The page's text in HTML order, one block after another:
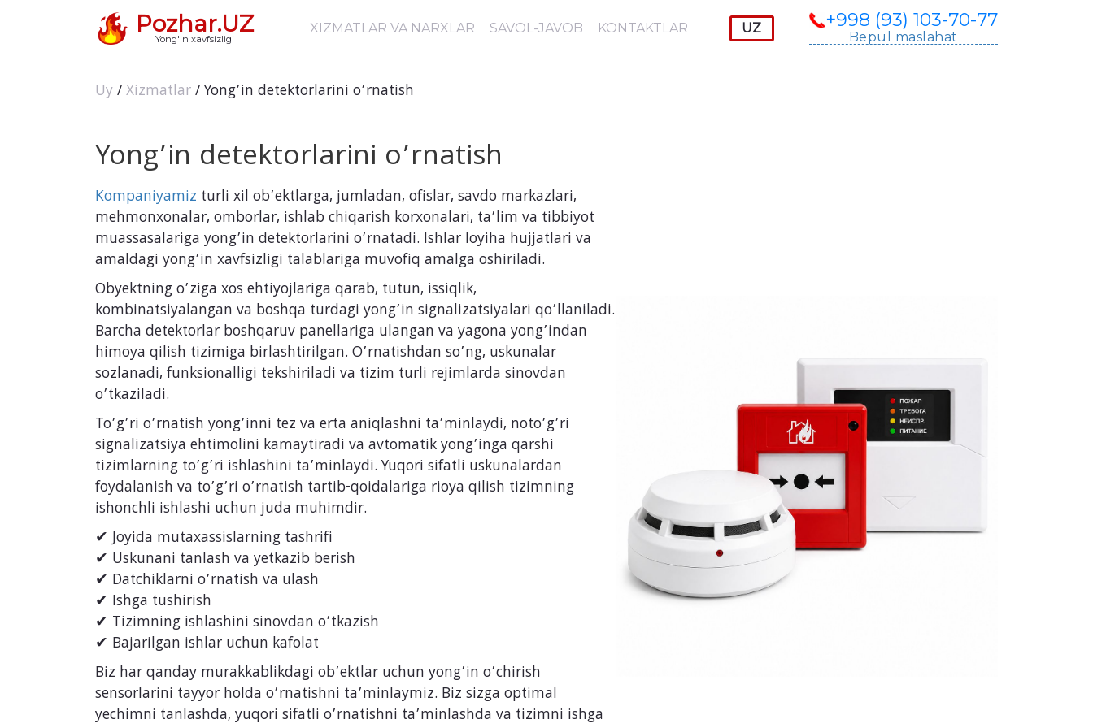
Pozhar.UZ
Yong'in xavfsizligi
XIZMATLAR VA NARXLAR SAVOL-JAVOB KONTAKTLAR +998 (93) 103-70-77
Bepul maslahat
Uy/Xizmatlar/ Yong’in detektorlarini o’rnatish
Yong’in detektorlarini o’rnatish
Kompaniyamiz turli xil ob’ektlarga, jumladan, ofislar, savdo markazlari,
mehmonxonalar, omborlar, ishlab chiqarish korxonalari, ta’lim va tibbiyot
muassasalariga yong’in detektorlarini o’rnatadi. Ishlar loyiha hujjatlari va
amaldagi yong’in xavfsizligi talablariga muvofiq amalga oshiriladi.
Obyektning o’ziga xos ehtiyojlariga qarab, tutun, issiqlik,
kombinatsiyalangan va boshqa turdagi yong’in signalizatsiyalari qo’llaniladi.
Barcha detektorlar boshqaruv panellariga ulangan va yagona yong’indan
himoya qilish tizimiga birlashtirilgan. O’rnatishdan so’ng, uskunalar
sozlanadi, funksionalligi tekshiriladi va tizim turli rejimlarda sinovdan
o’tkaziladi.
To’g’ri o’rnatish yong’inni tez va erta aniqlashni ta’minlaydi, noto’g’ri
signalizatsiya ehtimolini kamaytiradi va avtomatik yong’inga qarshi
tizimlarning to’g’ri ishlashini ta’minlaydi. Yuqori sifatli uskunalardan
foydalanish va to’g’ri o’rnatish tartib-qoidalariga rioya qilish tizimning
ishonchli ishlashi uchun juda muhimdir.
✔ Joyida mutaxassislarning tashrifi
✔ Uskunani tanlash va yetkazib berish
✔ Datchiklarni o’rnatish va ulash
✔ Ishga tushirish
✔ Tizimning ishlashini sinovdan o’tkazish
✔ Bajarilgan ishlar uchun kafolat
Biz har qanday murakkablikdagi ob’ektlar uchun yong’in o’chirish
sensorlarini tayyor holda o’rnatishni ta’minlaymiz. Biz sizga optimal
yechimni tanlashda, yuqori sifatli o’rnatishni ta’minlashda va tizimni ishga